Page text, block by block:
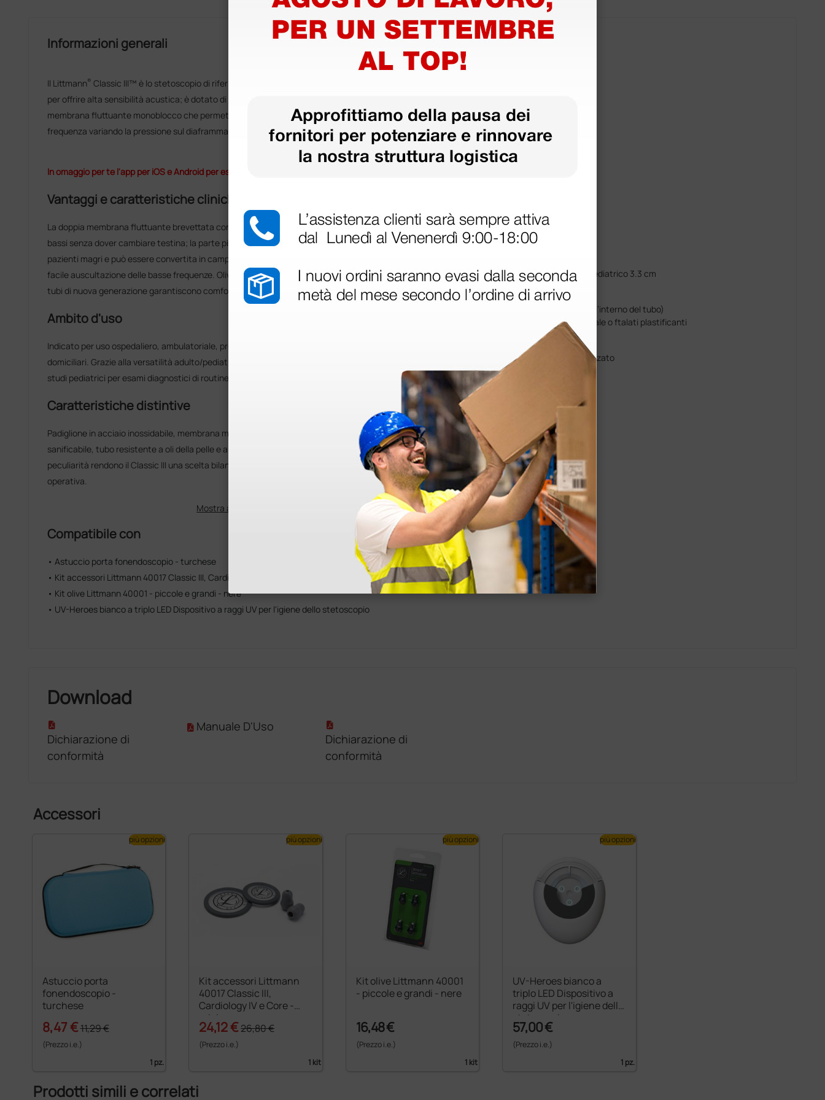
Informazioni generali
Il Littmann® Classic III™ è lo stetoscopio di riferimento per l'auscultazione clinica, progettato
per offrire alta sensibilità acustica; è dotato di un padiglione a doppia testa con doppia
membrana fluttuante monoblocco che permette di auscultare differenti gamme di
frequenza variando la pressione sul diaframma.
In omaggio per te l'app per iOS e Android per esercitarti all'auscultazione.
Vantaggi e caratteristiche cliniche
La doppia membrana fluttuante brevettata consente rapida transizione tra toni acuti e
bassi senza dover cambiare testina; la parte piccola è utile per l'utilizzo pediatrico o con
pazienti magri e può essere convertita in campana, rimuovendo la membrana, per una più
facile auscultazione delle basse frequenze. Olive morbide con tenuta acustica migliorata e
tubi di nuova generazione garantiscono comfort e durata.
Ambito d'uso
Indicato per uso ospedaliero, ambulatoriale, pronto soccorso, medicina generale e visite
domiciliari. Grazie alla versatilità adulto/pediatrica è adatto a reparti medici, infermieristici e
studi pediatrici per esami diagnostici di routine e monitoraggio.
Caratteristiche distintive
Padiglione in acciaio inossidabile, membrana monoblocco facilmente rimovibile e
sanificabile, tubo resistente a oli della pelle e all'alcol e garanzia estesa di 5 anni. Queste
peculiarità rendono il Classic III una scelta bilanciata tra prestazioni acustiche e robustezza
operativa.
Mostra altro
Compatibile con
• Astuccio porta fonendoscopio - turchese
• Kit accessori Littmann 40017 Classic III, Cardiology IV e Core - grigio
• Kit olive Littmann 40001 - piccole e grandi - nere
• UV-Heroes bianco a triplo LED Dispositivo a raggi UV per l'igiene dello stetoscopio
Dotazione standard
Olivette di ricambio
Informazioni tecniche
Generali
Testina
Forma: doppia, adulto e pediatrico
Materiale: acciaio inossidabile
Dimensioni diaframma: adulto 4.3 cm, pediatrico 3.3 cm
Tubo
Forma: singolo (canale acustico unico all’interno del tubo)
Materiale: senza lattice di gomma naturale o ftalati plastificanti
Materiale: lega spaziale/alluminio anodizzato
Download
Dichiarazione di
conformità
Manuale D'Uso
Dichiarazione di
conformità
Accessori
Astuccio porta
fonendoscopio -
turchese
8,47 €11,29 €
(Prezzo i.e.)
1 pz.
più opzioni
Kit accessori Littmann
40017 Classic III,
Cardiology IV e Core -
grigio
24,12 €26,80 €
(Prezzo i.e.)
1 kit
più opzioni
Kit olive Littmann 40001
- piccole e grandi - nere
16,48 €
(Prezzo i.e.)
1 kit
più opzioni
UV-Heroes bianco a
triplo LED Dispositivo a
raggi UV per l'igiene dello
stetoscopio
57,00 €
(Prezzo i.e.)
1 pz.
più opzioni
Prodotti simili e correlati